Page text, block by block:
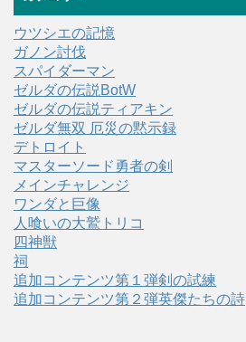
ウツシエの記憶
ガノン討伐
スパイダーマン
ゼルダの伝説BotW
ゼルダの伝説ティアキン
ゼルダ無双 厄災の黙示録
デトロイト
マスターソード勇者の剣
メインチャレンジ
ワンダと巨像
人喰いの大鷲トリコ
四神獣
祠
追加コンテンツ第１弾剣の試練
追加コンテンツ第２弾英傑たちの詩